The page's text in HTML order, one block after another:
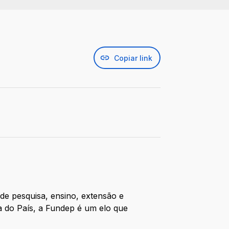
Copiar link
pesquisa, ensino, extensão e
País, a Fundep é um elo que